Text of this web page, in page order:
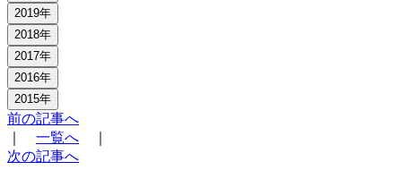
2019年
2018年
2017年
2016年
2015年
前の記事へ
一覧へ
次の記事へ